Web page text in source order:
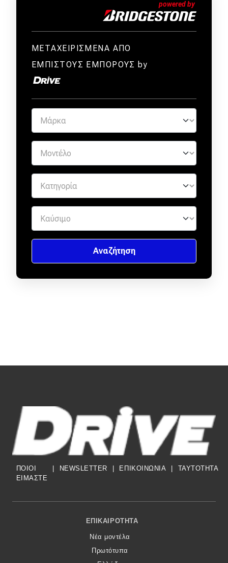
ΜΕΤΑΧΕΙΡΙΣΜΕΝΑ ΑΠΟ
ΕΜΠΙΣΤΟΥΣ ΕΜΠΟΡΟΥΣ by
ΠΟΙΟΙ
ΕΙΜΑΣΤΕ
| NEWSLETTER | ΕΠΙΚΟΙΝΩΝΙΑ | TAYTOTHTA
Footer Menu
ΕΠΙΚΑΙΡΌΤΗΤΑ
Νέα μοντέλα
Πρωτότυπα